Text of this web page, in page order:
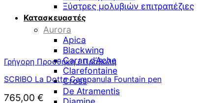
Ξύστρες μολυβιών επιτραπέζιες
Κατασκευαστές
Aurora
Apica
Blackwing
Caran d’Ache
Clarefontaine
Cross
De Atramentis
Γρήγορη Προσθήκη / Προβολή
SCRIBO La Dotta Campanula Fountain pen
765,00 €